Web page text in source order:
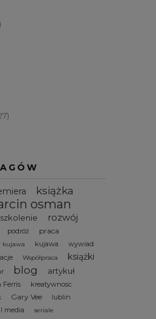
książka
osman
szkolenie rozwój
podróż praca
kujawa kujawa
wywiad
Współpraca książki
blog artykuł
Ferris kreatywnosc
Gary Vee
lublin
media seriale